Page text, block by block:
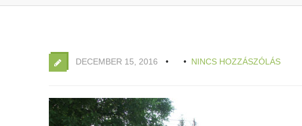
DECEMBER 15, 2016 NINCS HOZZÁSZÓLÁS